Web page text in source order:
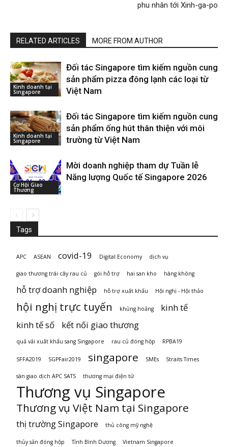
phu nhân tới Xinh-ga-po
RELATED ARTICLES MORE FROM AUTHOR
Kinh doanh tại
Singapore
Đối tác Singapore tìm kiếm nguồn cung
sản phẩm pizza đông lạnh các loại từ
Việt Nam
Kinh doanh tại
Singapore
Đối tác Singapore tìm kiếm nguồn cung
sản phẩm ống hút thân thiện với môi
trường từ Việt Nam
Cơ Hội Giao
Thương
Mời doanh nghiệp tham dự Tuần lễ
Năng lượng Quốc tế Singapore 2026
Tags
APC ASEAN covid-19 Digital Economy dịch vụ
giao thương trái cây rau củ gói hỗ trợ hai san kho hàng không
hỗ trợ doanh nghiệp hỗ trợ xuất khẩu Hội nghị - Hội thảo
hội nghị trực tuyến khủng hoảng
kinh tế
kinh tế số
kết nối giao thương
quả vải xuất khẩu sang Singapore rau củ đóng hộp RPBA19
SFFA2019 SGPFair2019 singapore SMEs Straits Times
sàn giao dịch APC SATS thương mại điện tử
Thương vụ Singapore
Thương vụ Việt Nam tại Singapore
thị trường Singapore thủ công mỹ nghệ
thủy sản đóng hộp Tỉnh Bình Dương Vietnam Singapore